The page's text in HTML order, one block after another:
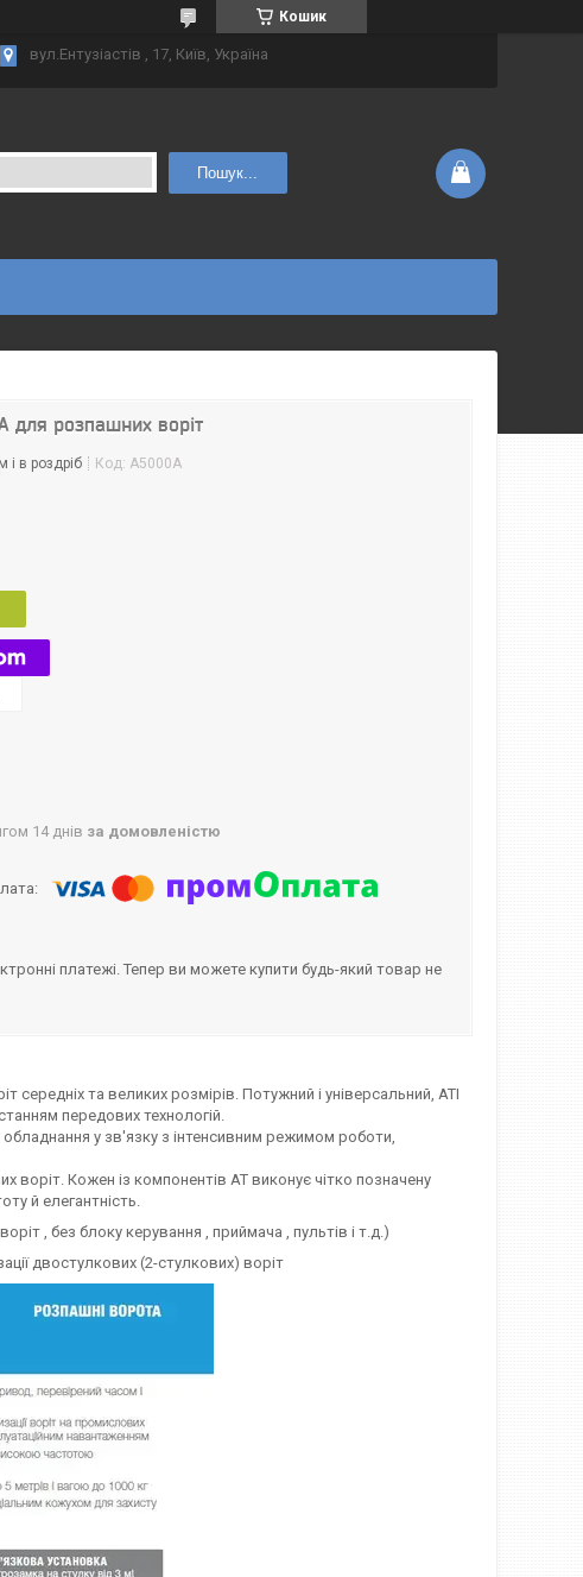
Кошик
вул.Ентузіастів , 17, Київ, Україна
Пошук...
для розпашних воріт
і в роздріб Код: A5000A
14 днів за домовленістю
платежі. Тепер ви можете купити будь-який товар не
та великих розмірів. Потужний і універсальний, ATI
передових технологій.
у зв'язку з інтенсивним режимом роботи,
воріт. Кожен із компонентів АТ виконує чітко позначену
й елегантність.
, без блоку керування , приймача , пультів і т.д.)
двостулкових (2-стулкових) воріт